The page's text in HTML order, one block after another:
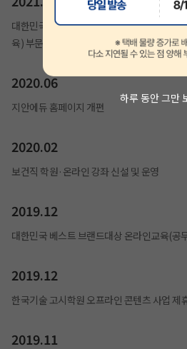
하루 동안 그만
대한민국 브랜드평가 1위 교육브랜드(계리
육) 부문 수상
2020.06
지안에듀 홈페이지 개편
2020.02
보건직 학원·온라인 강좌 신설 및 운영
2019.12
대한민국 베스트 브랜드대상 온라인교육(공
2019.12
한국기술 고시학원 오프라인 콘텐츠 사업 제
2019.11